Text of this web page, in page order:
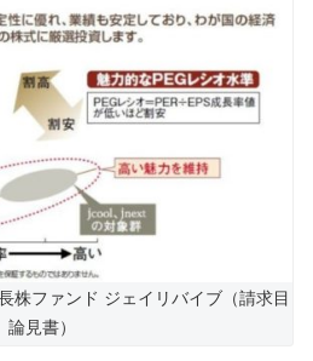
株ファンド ジェイリバイブ（請求目
論見書）